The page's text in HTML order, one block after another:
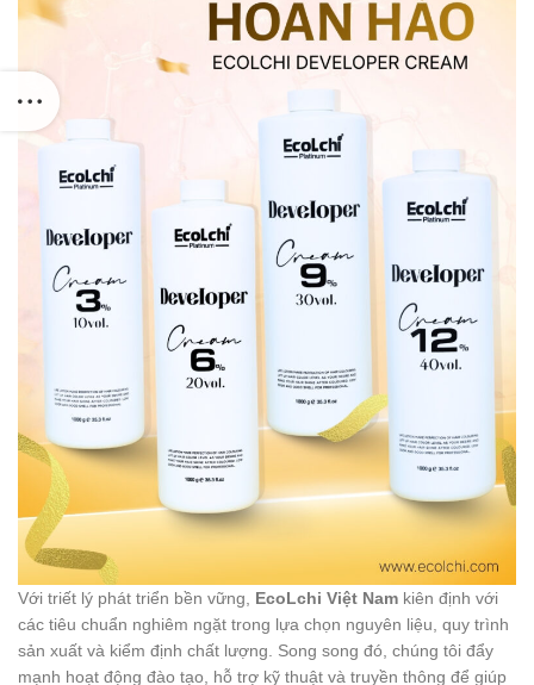
Với triết lý phát triển bền vững, EcoLchi Việt Nam kiên định với
các tiêu chuẩn nghiêm ngặt trong lựa chọn nguyên liệu, quy trình
sản xuất và kiểm định chất lượng. Song song đó, chúng tôi đẩy
mạnh hoạt động đào tạo, hỗ trợ kỹ thuật và truyền thông để giúp